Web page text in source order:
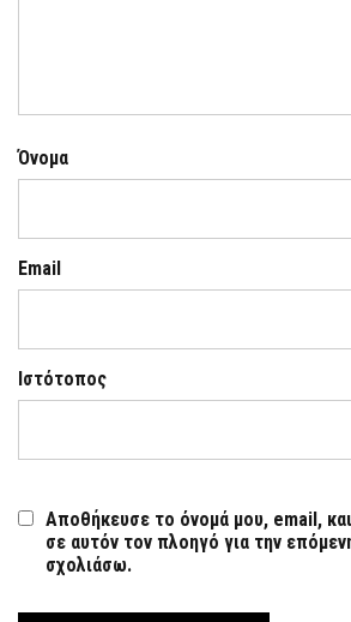
Όνομα
Email
Ιστότοπος
Αποθήκευσε το όνομά μου, email,
σε αυτόν τον πλοηγό για την
σχολιάσω.